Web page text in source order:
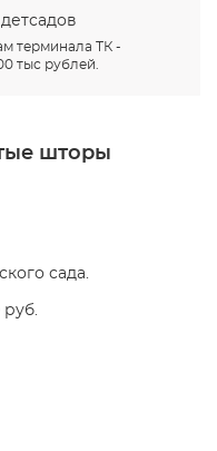
терминала ТК -
тыс рублей.
шторы
сада.
руб.